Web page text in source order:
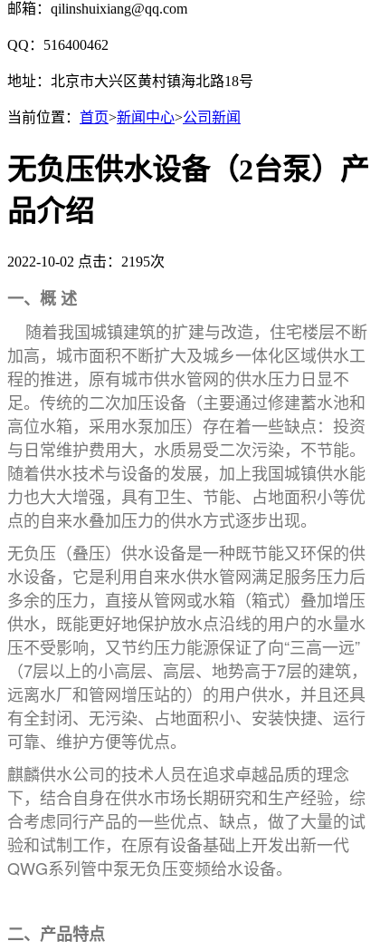
邮箱：qilinshuixiang@qq.com
QQ：516400462
地址：北京市大兴区黄村镇海北路18号
当前位置： 首页>新闻中心>公司新闻
无负压供水设备（2台泵）产
品介绍
2022-10-02 点击：2195次
一、概 述
随着我国城镇建筑的扩建与改造，住宅楼层不断
加高，城市面积不断扩大及城乡一体化区域供水工
程的推进，原有城市供水管网的供水压力日显不
足。传统的二次加压设备（主要通过修建蓄水池和
高位水箱，采用水泵加压）存在着一些缺点：投资
与日常维护费用大，水质易受二次污染，不节能。
随着供水技术与设备的发展，加上我国城镇供水能
力也大大增强，具有卫生、节能、占地面积小等优
点的自来水叠加压力的供水方式逐步出现。
无负压（叠压）供水设备是一种既节能又环保的供
水设备，它是利用自来水供水管网满足服务压力后
多余的压力，直接从管网或水箱（箱式）叠加增压
供水，既能更好地保护放水点沿线的用户的水量水
压不受影响，又节约压力能源保证了向“三高一远”
（7层以上的小高层、高层、地势高于7层的建筑，
远离水厂和管网增压站的）的用户供水，并且还具
有全封闭、无污染、占地面积小、安装快捷、运行
可靠、维护方便等优点。
麒麟供水公司的技术人员在追求卓越品质的理念
下，结合自身在供水市场长期研究和生产经验，综
合考虑同行产品的一些优点、缺点，做了大量的试
验和试制工作，在原有设备基础上开发出新一代
QWG系列管中泵无负压变频给水设备。
二、产品特点